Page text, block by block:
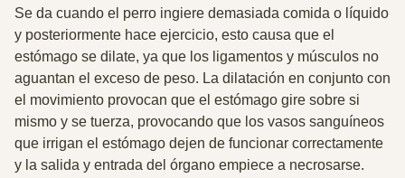
Se da cuando el perro ingiere demasiada comida o líquido
y posteriormente hace ejercicio, esto causa que el
estómago se dilate, ya que los ligamentos y músculos no
aguantan el exceso de peso. La dilatación en conjunto con
el movimiento provocan que el estómago gire sobre si
mismo y se tuerza, provocando que los vasos sanguíneos
que irrigan el estómago dejen de funcionar correctamente
y la salida y entrada del órgano empiece a necrosarse.